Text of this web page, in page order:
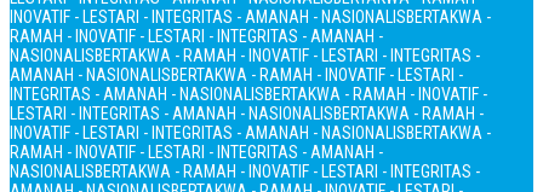
INOVATIF - LESTARI - INTEGRITAS - AMANAH - NASIONALISBERTAKWA -
RAMAH - INOVATIF - LESTARI - INTEGRITAS - AMANAH -
NASIONALISBERTAKWA - RAMAH - INOVATIF - LESTARI - INTEGRITAS -
AMANAH - NASIONALISBERTAKWA - RAMAH - INOVATIF - LESTARI -
INTEGRITAS - AMANAH - NASIONALISBERTAKWA - RAMAH - INOVATIF -
LESTARI - INTEGRITAS - AMANAH - NASIONALISBERTAKWA - RAMAH -
INOVATIF - LESTARI - INTEGRITAS - AMANAH - NASIONALISBERTAKWA -
RAMAH - INOVATIF - LESTARI - INTEGRITAS - AMANAH -
NASIONALISBERTAKWA - RAMAH - INOVATIF - LESTARI - INTEGRITAS -